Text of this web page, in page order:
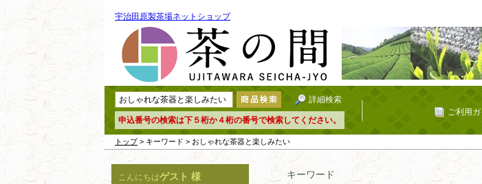
宇治田原製茶場ネットショップ
詳細検索
申込番号の検索は下５桁か４桁の番号で検索してください。
ご利用
トップ> キーワード > おしゃれな茶器と楽しみたい
こんにちはゲスト 様 キーワード